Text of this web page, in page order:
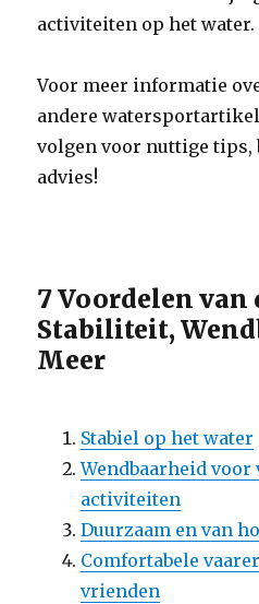
activiteiten op het water.
Voor meer informatie
andere
volgen voor nuttige tips,
advies!
7 Voordelen van
Stabiliteit,
Meer
Stabiel op het water
Wendbaarheid
activiteiten
Duurzaam en van
Comfortabele
vrienden